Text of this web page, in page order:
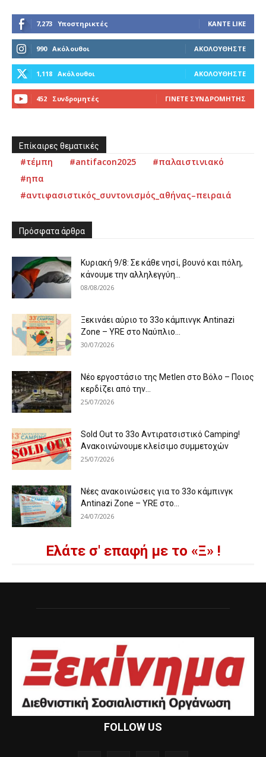
7,273 Υποστηρικτές ΚΆΝΤΕ LIKE
990 Ακόλουθοι ΑΚΟΛΟΥΘΉΣΤΕ
1,118 Ακόλουθοι ΑΚΟΛΟΥΘΉΣΤΕ
452 Συνδρομητές ΓΊΝΕΤΕ ΣΥΝΔΡΟΜΗΤΉΣ
Επίκαιρες θεματικές
#τέμπη #antifacon2025
#παλαιστινιακό
#ηπα
#αντιφασιστικός_συντονισμός_αθήνας–πειραιά
Πρόσφατα άρθρα
Κυριακή 9/8: Σε κάθε νησί, βουνό και πόλη,
κάνουμε την αλληλεγγύη...
08/08/2026
Ξεκινάει αύριο το 33ο κάμπινγκ Antinazi
Zone – YRE στο Ναύπλιο...
30/07/2026
Νέο εργοστάσιο της Metlen στο Βόλο – Ποιος
κερδίζει από την...
25/07/2026
Sold Out το 33ο Αντιρατσιστικό Camping!
Ανακοινώνουμε κλείσιμο συμμετοχών
25/07/2026
Νέες ανακοινώσεις για το 33ο κάμπινγκ
Antinazi Zone – YRE στο...
24/07/2026
Ελάτε σ' επαφή με το «Ξ» !
FOLLOW US